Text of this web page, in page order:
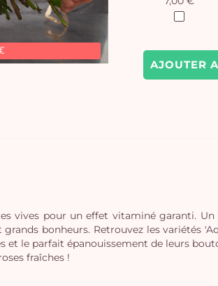
AJOUTER
vives pour un effet vitaminé garanti.
bonheurs. Retrouvez les variétés
et le parfait épanouissement de leurs
fraîches !